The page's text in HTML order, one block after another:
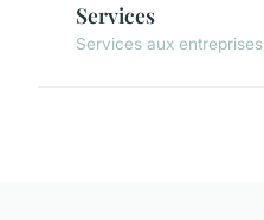
Services
Services aux entreprises